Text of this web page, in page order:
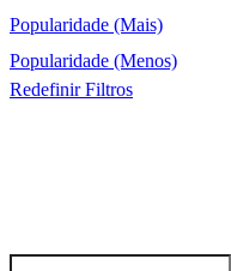
Popularidade (Mais)
Popularidade (Menos)
Redefinir Filtros